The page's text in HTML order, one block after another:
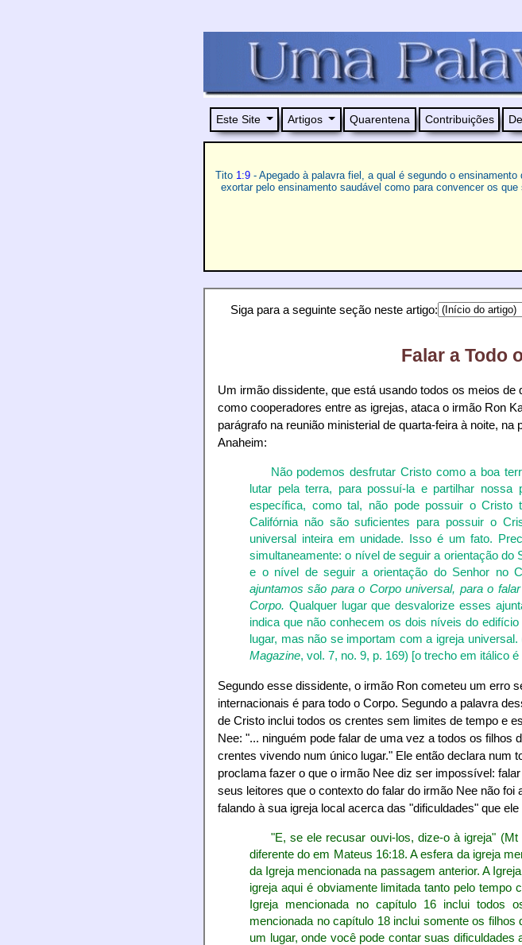
Este Site Artigos Quarentena Contribuições
Tito 1:9 - Apegado à palavra fiel, a qual é segundo o
exortar pelo ensinamento saudável como para convencer os que
Siga para a seguinte seção neste artigo:
Falar a Todo
Um irmão dissidente, que está usando todos os meios
como cooperadores entre as igrejas, ataca o irmão Ron
parágrafo na reunião ministerial de quarta-feira à noite,
Anaheim:
Não podemos desfrutar Cristo como a boa
lutar pela terra, para possuí-la e partilhar
específica, como tal, não pode possuir o Cristo
Califórnia não são suficientes para possuir o
universal inteira em unidade. Isso é um fato.
simultaneamente: o nível de seguir a orientação do
e o nível de seguir a orientação do Senhor no
ajuntamos são para o Corpo universal, para o
Corpo. Qualquer lugar que desvalorize esses
indica que não conhecem os dois níveis do
lugar, mas não se importam com a igreja
Magazine, vol. 7, no. 9, p. 169) [o trecho em itálico
Segundo esse dissidente, o irmão Ron cometeu um erro
internacionais é para todo o Corpo. Segundo a palavra
de Cristo inclui todos os crentes sem limites de tempo e
Nee: "... ninguém pode falar de uma vez a todos os
crentes vivendo num único lugar." Ele então declara num
proclama fazer o que o irmão Nee diz ser impossível:
seus leitores que o contexto do falar do irmão Nee não
falando à sua igreja local acerca das "dificuldades" que
"E, se ele recusar ouvi-los, dize-o à igreja"
diferente do em Mateus 16:18. A esfera da igreja
da Igreja mencionada na passagem anterior. A
igreja aqui é obviamente limitada tanto pelo
Igreja mencionada no capítulo 16 inclui todos
mencionada no capítulo 18 inclui somente os
um lugar, onde você pode contar suas